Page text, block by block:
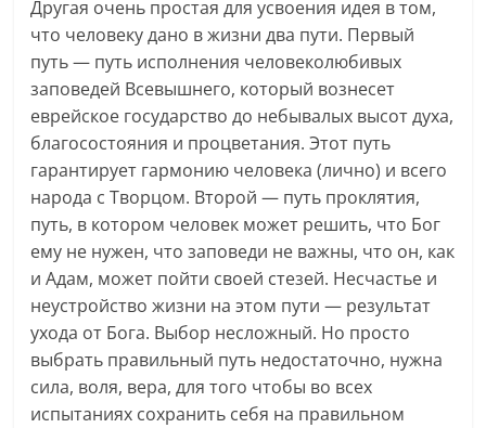
Другая очень простая для усвоения идея в том,
что человеку дано в жизни два пути. Первый
путь — путь исполнения человеколюбивых
заповедей Всевышнего, который вознесет
еврейское государство до небывалых высот духа,
благосостояния и процветания. Этот путь
гарантирует гармонию человека (лично) и всего
народа с Творцом. Второй — путь проклятия,
путь, в котором человек может решить, что Бог
ему не нужен, что заповеди не важны, что он, как
и Адам, может пойти своей стезей. Несчастье и
неустройство жизни на этом пути — результат
ухода от Бога. Выбор несложный. Но просто
выбрать правильный путь недостаточно, нужна
сила, воля, вера, для того чтобы во всех
испытаниях сохранить себя на правильном